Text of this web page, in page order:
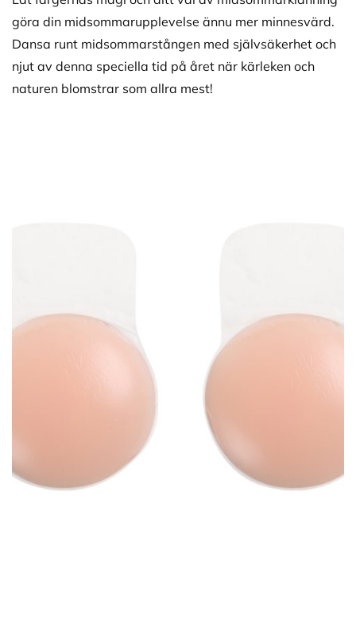
göra din midsommarupplevelse ännu mer minnesvärd.
Dansa runt midsommarstången med självsäkerhet och
njut av denna speciella tid på året när kärleken och
naturen blomstrar som allra mest!